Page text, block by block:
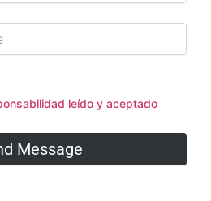
leído y aceptado